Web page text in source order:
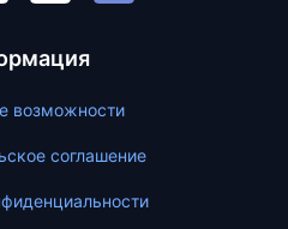
возможности
соглашение